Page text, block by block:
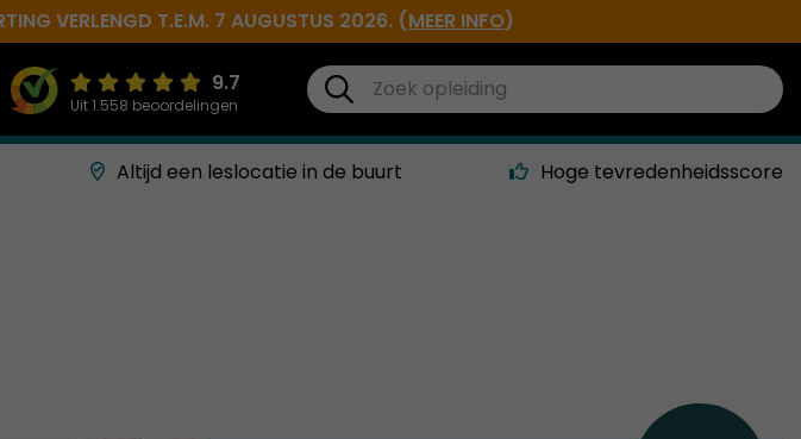
VERLENGD T.E.M. 7 AUGUSTUS 2026. (MEER INFO)
9.7
Uit 1.558 beoordelingen
Altijd een leslocatie in de buurt Hoge tevredenheidsscore